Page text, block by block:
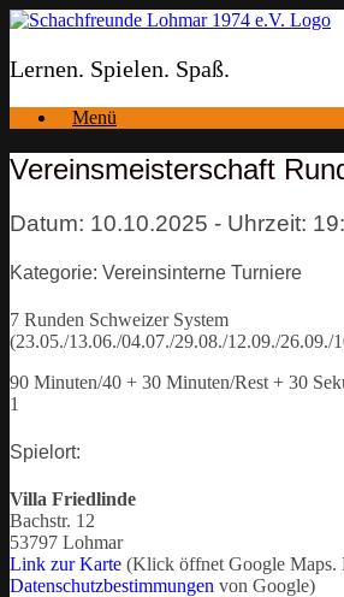
Zum
springen
Lernen. Spielen. Spaß.
Menü
Vereinsmeisterschaft
Datum: 10.10.2025 - Uhrzeit:
Kategorie: Vereinsinterne Turniere
7 Runden Schweizer System
(23.05./13.06./04.07./29.08./12.09./26.09./
90 Minuten/40 + 30 Minuten/Rest + 30
1
Spielort:
Villa Friedlinde
Bachstr. 12
53797 Lohmar
Link zur Karte (Klick öffnet Google Maps.
Datenschutzbestimmungen von Google)